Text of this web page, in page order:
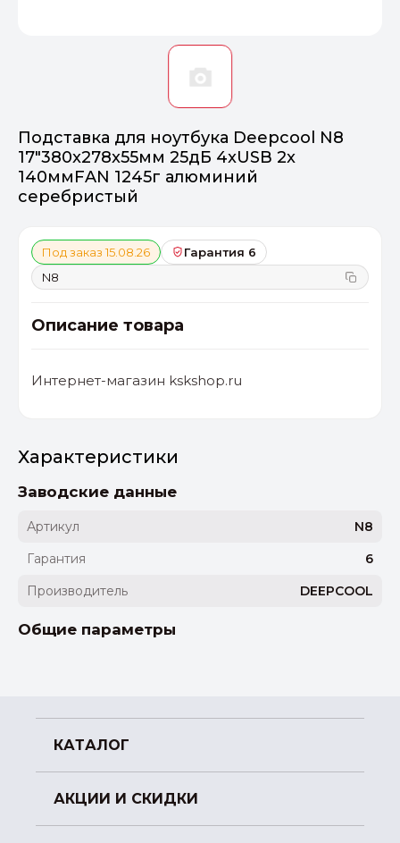
Подставка для ноутбука Deepcool N8
17"380x278x55мм 25дБ 4xUSB 2x
140ммFAN 1245г алюминий
серебристый
Под заказ 15.08.26
Гарантия 6
N8
Описание товара
Интернет-магазин kskshop.ru
Характеристики
Заводские данные
Артикул
N8
Гарантия
6
Производитель
DEEPCOOL
Общие параметры
КАТАЛОГ
АКЦИИ И СКИДКИ